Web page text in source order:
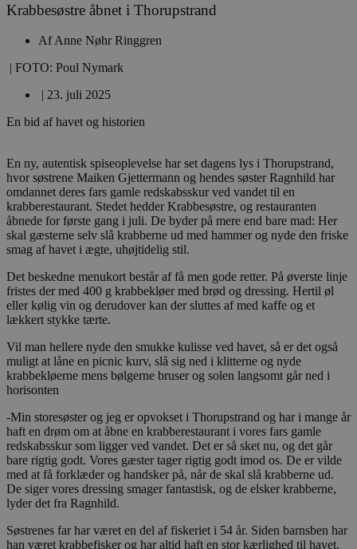
Krabbesøstre åbnet i Thorupstrand
AfAnne Nøhr Ringgren
| FOTO: Poul Nymark
| 23. juli 2025
En bid af havet og historien
En ny, autentisk spiseoplevelse har set dagens lys i Thorupstrand,
hvor søstrene Maiken Gjettermann og hendes søster Ragnhild har
omdannet deres fars gamle redskabsskur ved vandet til en
krabberestaurant. Stedet hedder Krabbesøstre, og restauranten
åbnede for første gang i juli. De byder på mere end bare mad: Her
skal gæsterne selv slå krabberne ud med hammer og nyde den friske
smag af havet i ægte, uhøjtidelig stil.
Det beskedne menukort består af få men gode retter. På øverste linje
fristes der med 400 g krabbekløer med brød og dressing. Hertil øl
eller kølig vin og derudover kan der sluttes af med kaffe og et
lækkert stykke tærte.
Vil man hellere nyde den smukke kulisse ved havet, så er det også
muligt at låne en picnic kurv, slå sig ned i klitterne og nyde
krabbekløerne mens bølgerne bruser og solen langsomt går ned i
horisonten
-Min storesøster og jeg er opvokset i Thorupstrand og har i mange år
haft en drøm om at åbne en krabberestaurant i vores fars gamle
redskabsskur som ligger ved vandet. Det er så sket nu, og det går
bare rigtig godt. Vores gæster tager rigtig godt imod os. De er vilde
med at få forklæder og handsker på, når de skal slå krabberne ud.
De siger vores dressing smager fantastisk, og de elsker krabberne,
lyder det fra Ragnhild.
Søstrenes far har været en del af fiskeriet i 54 år. Siden barnsben har
han været krabbefisker og har altid haft en stor kærlighed til havet.